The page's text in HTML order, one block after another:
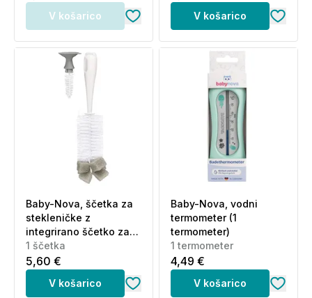
V košarico V košarico
Baby-Nova, ščetka za
stekleničke z
integrirano ščetko za
cuclje (1 ščetka)
1 ščetka
5,60 €
V košarico
Baby-Nova, vodni
termometer (1
termometer)
1 termometer
4,49 €
V košarico